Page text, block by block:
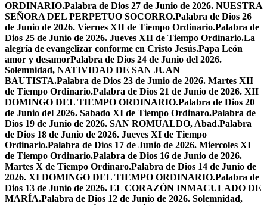
ORDINARIO.Palabra de Dios 27 de Junio de 2026. NUESTRA
SEÑORA DEL PERPETUO SOCORRO.Palabra de Dios 26
de Junio de 2026. Viernes XII de Tiempo Ordinario.Palabra de
Dios 25 de Junio de 2026. Jueves XII de Tiempo Ordinario.La
alegría de evangelizar conforme en Cristo Jesús.Papa León
amor y desamorPalabra de Dios 24 de Junio del 2026.
Solemnidad, NATIVIDAD DE SAN JUAN
BAUTISTA.Palabra de Dios 23 de Junio de 2026. Martes XII
de Tiempo Ordinario.Palabra de Dios 21 de Junio de 2026. XII
DOMINGO DEL TIEMPO ORDINARIO.Palabra de Dios 20
de Junio del 2026. Sabado XI de Tiempo Ordinaro.Palabra de
Dios 19 de Junio de 2026. SAN ROMUALDO, Abad.Palabra
de Dios 18 de Junio de 2026. Jueves XI de Tiempo
Ordinario.Palabra de Dios 17 de Junio de 2026. Miercoles XI
de Tiempo Ordinario.Palabra de Dios 16 de Junio de 2026.
Martes X de Tiempo Ordinaro.Palabra de Dios 14 de Junio de
2026. XI DOMINGO DEL TIEMPO ORDINARIO.Palabra de
Dios 13 de Junio de 2026. EL CORAZÓN INMACULADO DE
MARÍA.Palabra de Dios 12 de Junio de 2026. Solemnidad,